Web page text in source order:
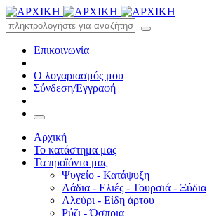
Επικοινωνία
Ο λογαριασμός μου
Σύνδεση/Εγγραφή
Αρχική
Το κατάστημα μας
Τα προϊόντα μας
Ψυγείο - Κατάψυξη
Λάδια - Ελιές - Τουρσιά - Ξύδια
Αλεύρι - Είδη άρτου
Ρύζι - Όσπρια